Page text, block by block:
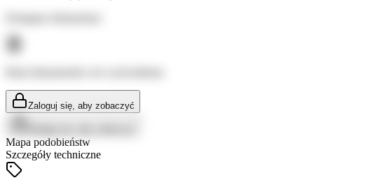
Zaloguj się, aby zobaczyć
Mapa podobieństw
Szczegóły techniczne